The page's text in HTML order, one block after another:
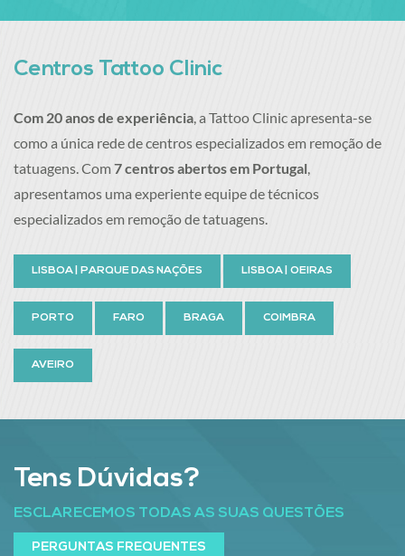
Centros Tattoo Clinic
Com 20 anos de experiência, a Tattoo Clinic apresenta-se
como a única rede de centros especializados em remoção de
tatuagens. Com7centros abertos em Portugal,
apresentamos uma experiente equipe de técnicos
especializados em remoção de tatuagens.
LISBOA | PARQUE DAS NAÇÕES LISBOA | OEIRAS
PORTO FARO BRAGA COIMBRA
AVEIRO
Tens Dúvidas?
ESCLARECEMOS TODAS AS SUAS QUESTÕES
PERGUNTAS FREQUENTES